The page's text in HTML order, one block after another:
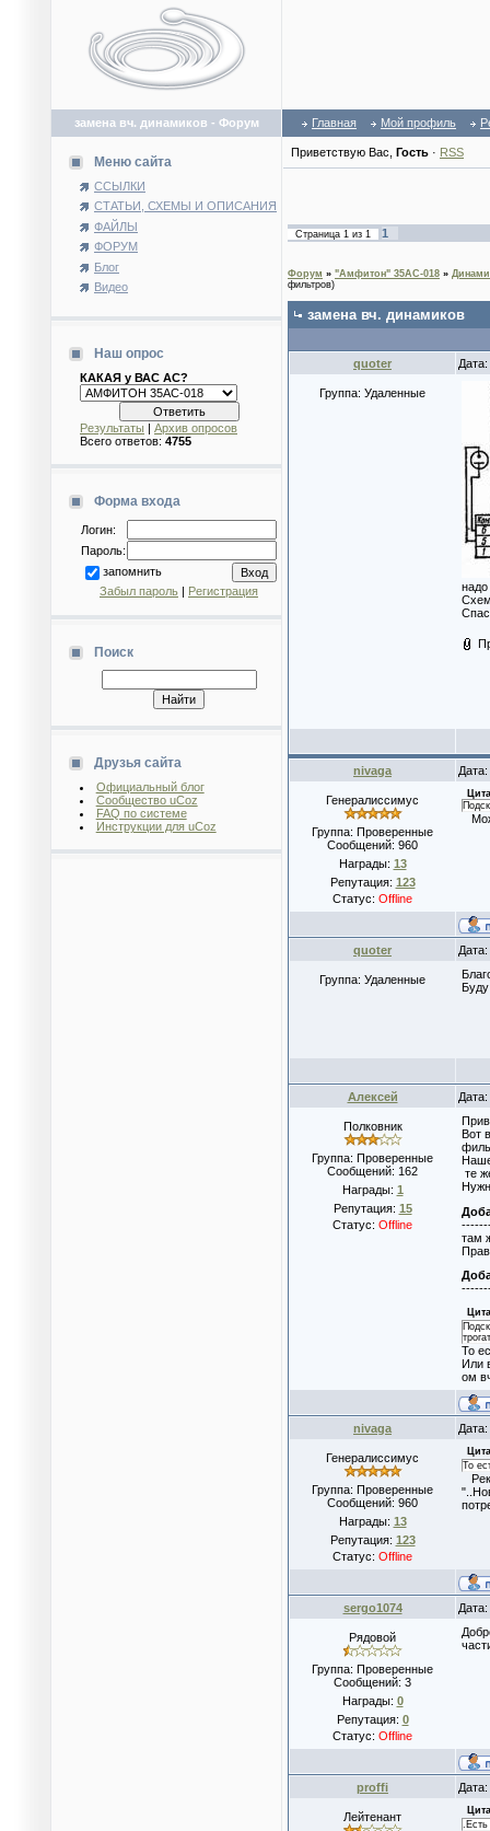
замена вч. динамиков - Форум Главная Мой профиль
Меню сайта
ССЫЛКИ
СТАТЬИ, СХЕМЫ И ОПИСАНИЯ
ФАЙЛЫ
ФОРУМ
Блог
Видео
Наш опрос
КАКАЯ у ВАС АС?
Результаты | Архив опросов
Всего ответов: 4755
Форма входа
Логин:
Пароль:
запомнить
Забыл пароль | Регистрация
Поиск
Друзья сайта
Официальный блог
Сообщество uCoz
FAQ по системе
Инструкции для uCoz
Приветствую Вас Гость · RSS
Страница 1 из 1 1
Форум » "Амфитон" 35АС-018 »
фильтров)
замена вч. динамиков
quoter
Группа: Удаленные
надо
nivaga
Генералиссимус
Группа: Проверенные
Сообщений: 960
Награды: 13
Репутация: 123
Статус: Offline
quoter
Группа: Удаленные
Буду
Алексей
Полковник
Группа: Проверенные
Сообщений: 162
Награды: 1
Репутация: 15
Статус: Offline
Вот
те
там
То
Или
ом
nivaga
Генералиссимус
Группа: Проверенные
Сообщений: 960
Награды: 13
Репутация: 123
Статус: Offline
То
sergo1074
Рядовой
Группа: Проверенные
Сообщений: 3
Награды: 0
Репутация: 0
Статус: Offline
proffi
Лейтенант
.Есть